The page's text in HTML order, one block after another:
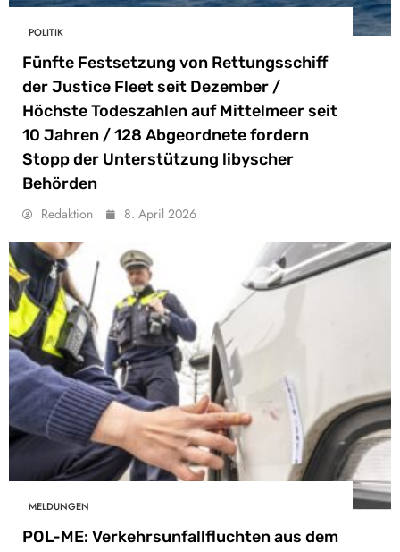
POLITIK
Fünfte Festsetzung von Rettungsschiff
der Justice Fleet seit Dezember /
Höchste Todeszahlen auf Mittelmeer seit
10 Jahren / 128 Abgeordnete fordern
Stopp der Unterstützung libyscher
Behörden
Redaktion 8. April 2026
MELDUNGEN
POL-ME: Verkehrsunfallfluchten aus dem